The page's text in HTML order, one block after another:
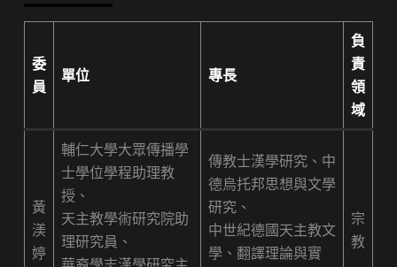
委
員
單位 專長
負
責
領
域
黃
渼
婷
輔仁大學大眾傳播學
士學位學程助理教
授、
天主教學術研究院助
理研究員、
傳教士漢學研究、中
德烏托邦思想與文學
研究、
中世紀德國天主教文
學、翻譯理論與實
宗
教